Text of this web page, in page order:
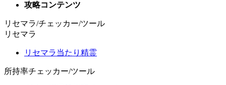
攻略コンテンツ
リセマラ/チェッカー/ツール
リセマラ
リセマラ当たり精霊
所持率チェッカー/ツール